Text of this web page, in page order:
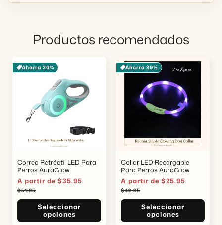
Productos recomendados
Ahorra 30%
Correa Retráctil LED Para
Perros AuraGlow
Precio
de
oferta
A partir de $35.95
$51.95
Seleccionar
opciones
Ahorra 39%
Collar LED Recargable
Para Perros AuraGlow
Precio
de
oferta
A partir de $25.95
$42.95
Seleccionar
opciones